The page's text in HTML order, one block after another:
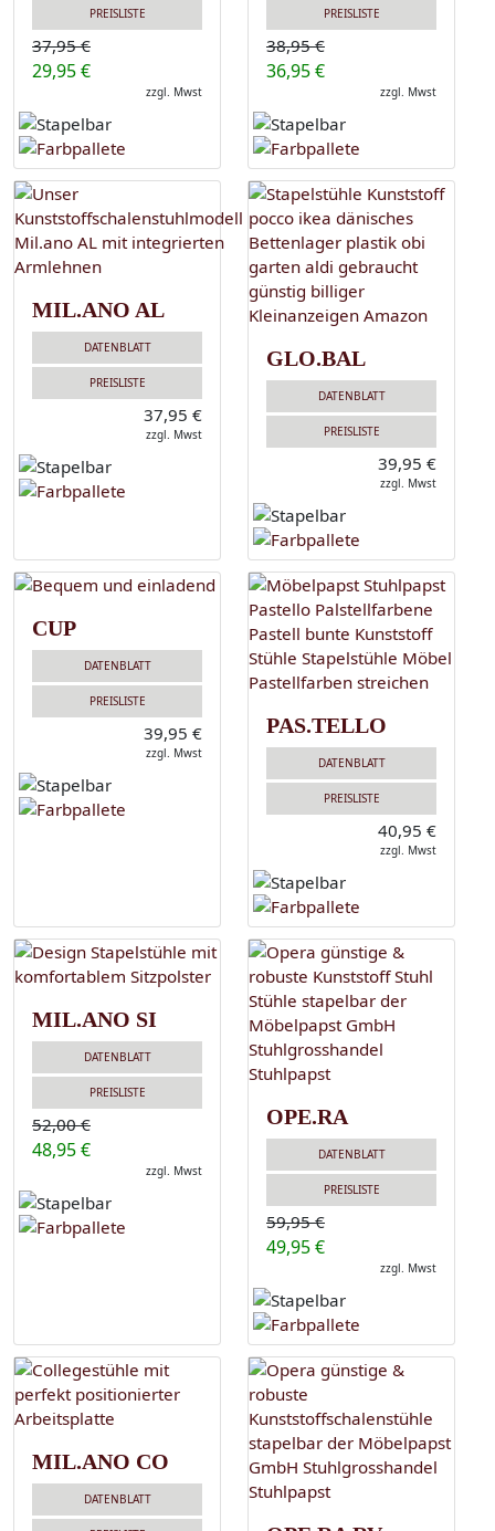
PREISLISTE
37,95 €
29,95 €
zzgl. Mwst
PREISLISTE
38,95 €
36,95 €
zzgl. Mwst
MIL.ANO AL
DATENBLATT
PREISLISTE
37,95 €
zzgl. Mwst
GLO.BAL
DATENBLATT
PREISLISTE
39,95 €
zzgl. Mwst
CUP
DATENBLATT
PREISLISTE
39,95 €
zzgl. Mwst
PAS.TELLO
DATENBLATT
PREISLISTE
40,95 €
zzgl. Mwst
MIL.ANO SI
DATENBLATT
PREISLISTE
52,00 €
48,95 €
zzgl. Mwst
OPE.RA
DATENBLATT
PREISLISTE
59,95 €
49,95 €
zzgl. Mwst
MIL.ANO CO
DATENBLATT